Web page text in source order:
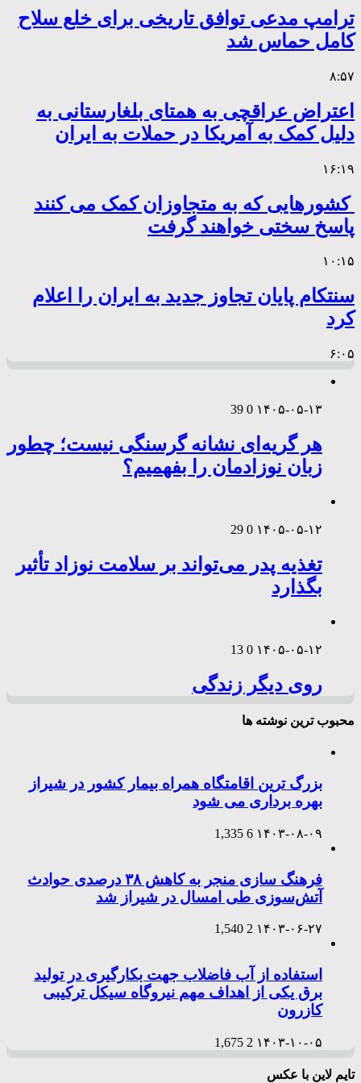
ترامپ مدعی توافق تاریخی برای خلع سلاح
کامل حماس شد
۸:۵۷
اعتراض عراقچی به همتای بلغارستانی به
دلیل کمک به آمریکا در حملات به ایران
۱۶:۱۹
کشورهایی که به متجاوزان کمک می کنند
پاسخ سختی خواهند گرفت
۱۰:۱۵
سنتکام پایان تجاوز جدید به ایران را اعلام
کرد
۶:۰۵
۱۴۰۵-۰۵-۱۳ 0
39
هر گریه‌ای نشانه گرسنگی نیست؛ چطور
زبان نوزادمان را بفهمیم؟
۱۴۰۵-۰۵-۱۲ 0
29
تغذیه پدر می‌تواند بر سلامت نوزاد تأثیر
بگذارد
۱۴۰۵-۰۵-۱۲ 0
13
روی دیگر زندگی
محبوب ترین نوشته ها
بزرگ ترین اقامتگاه همراه بیمار کشور در شیراز
بهره برداری می شود
۱۴۰۳-۰۸-۰۹ 6
1,335
فرهنگ سازی منجر به کاهش ۳۸ درصدی حوادث
آتش‌سوزی طی امسال در شیراز شد
۱۴۰۳-۰۶-۲۷ 2
1,540
استفاده از آب فاضلاب جهت بکارگیری در تولید
برق یکی از اهداف مهم نیروگاه سیکل ترکیبی
کازرون
۱۴۰۳-۱۰-۰۵ 2
1,675
تایم لاین با عکس